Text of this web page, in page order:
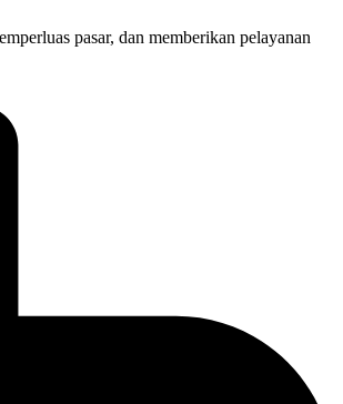
pasar, dan memberikan pelayanan